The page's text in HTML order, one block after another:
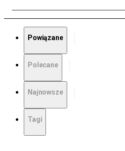
Powiązane
Polecane
Najnowsze
Tagi